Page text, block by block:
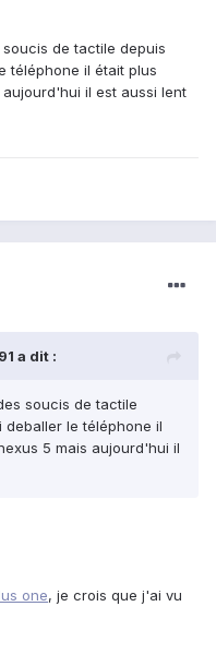
de tactile depuis
téléphone il était plus
il est aussi lent
a dit :
soucis de tactile
deballer le téléphone il
5 mais aujourd'hui il
one, je crois que j'ai vu